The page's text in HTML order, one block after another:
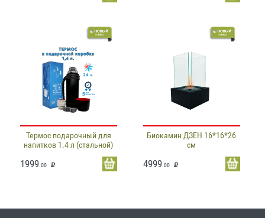
Термос подарочный для
напитков 1.4 л (стальной)
1999 .00
Биокамин ДЗЕН 16*16*26
см
4999.00